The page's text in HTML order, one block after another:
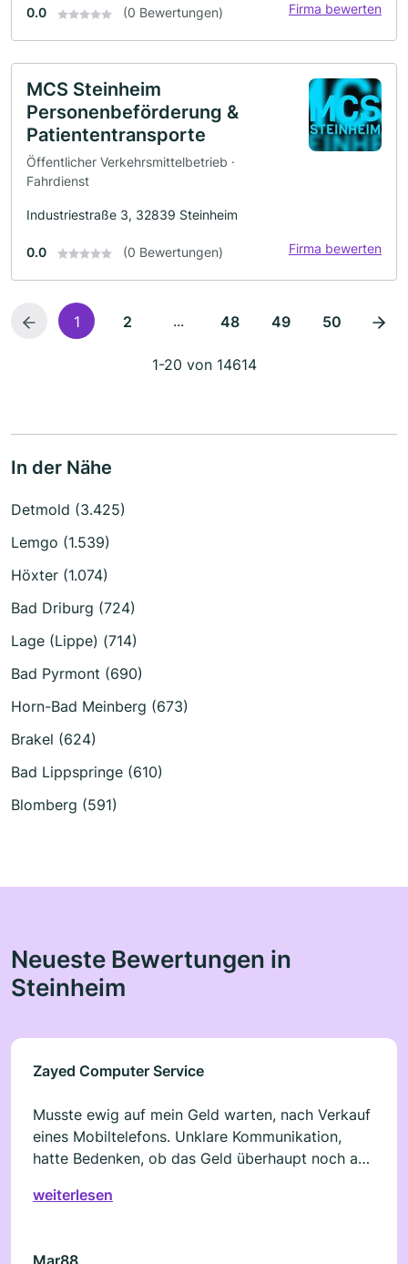
0.0 (0 Bewertungen) Firma bewerten
MCS Steinheim
Personenbeförderung &
Patiententransporte
Öffentlicher Verkehrsmittelbetrieb ·
Fahrdienst
Industriestraße 3, 32839 Steinheim
0.0 (0 Bewertungen) Firma bewerten
1 2 ... 48 49 50
1-20 von 14614
In der Nähe
Detmold (3.425)
Lemgo (1.539)
Höxter (1.074)
Bad Driburg (724)
Lage (Lippe) (714)
Bad Pyrmont (690)
Horn-Bad Meinberg (673)
Brakel (624)
Bad Lippspringe (610)
Blomberg (591)
Neueste Bewertungen in
Steinheim
Zayed Computer Service
Musste ewig auf mein Geld warten, nach Verkauf
eines Mobiltelefons. Unklare Kommunikation,
hatte Bedenken, ob das Geld überhaupt noch auf
dann soweit. Naja...
weiterlesen
Mar88